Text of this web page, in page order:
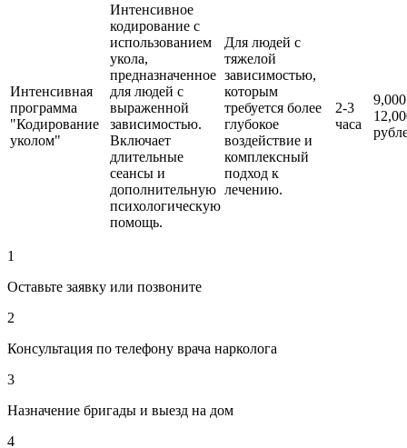
Интенсивная
программа
"Кодирование
уколом"
Интенсивное
кодирование с
использованием
укола,
предназначенное
для людей с
выраженной
зависимостью.
Включает
длительные
сеансы и
дополнительную
психологическую
помощь.
Для людей с
тяжелой
зависимостью,
которым
требуется более
глубокое
воздействие и
комплексный
подход к
лечению.
2-3
часа
1
Оставьте заявку или позвоните
2
Консультация по телефону врача нарколога
3
Назначение бригады и выезд на дом
4